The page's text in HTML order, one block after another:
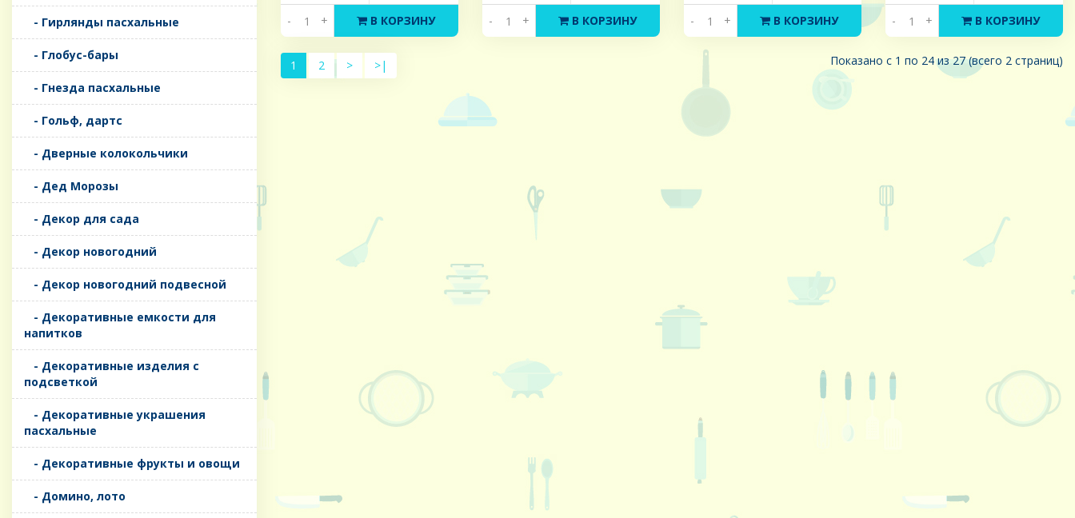
- Гирлянды пасхальные
- Глобус-бары
- Гнезда пасхальные
- Гольф, дартс
- Дверные колокольчики
- Дед Морозы
- Декор для сада
- Декор новогодний
- Декор новогодний подвесной
- Декоративные емкости для
напитков
- Декоративные изделия с
подсветкой
- Декоративные украшения
пасхальные
- Декоративные фрукты и овощи
- Домино, лото
- + В КОРЗИНУ - + В КОРЗИНУ - + В КОРЗИНУ - + В КОРЗИНУ
1 2 > >| Показано с 1 по 24 из 27 (всего 2 страниц)